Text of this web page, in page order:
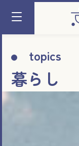
topics
暮らし